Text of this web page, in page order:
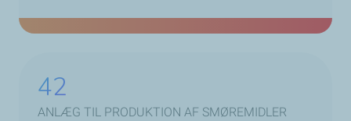
42
ANLÆG TIL PRODUKTION AF SMØREMIDLER